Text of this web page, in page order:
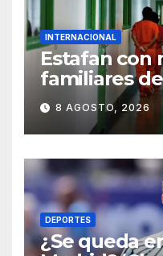
INTERNACIONAL
Estafan con
familiares
detenidos en
prometen
8 AGOSTO, 2026
DEPORTES
¿Se queda